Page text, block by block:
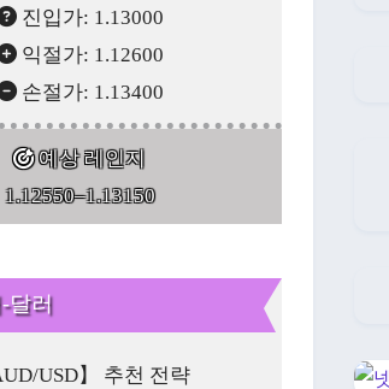
진입가: 1.13000
익절가: 1.12600
손절가: 1.13400
예상 레인지
1.12550–1.13150
달러
USD】 추천 전략